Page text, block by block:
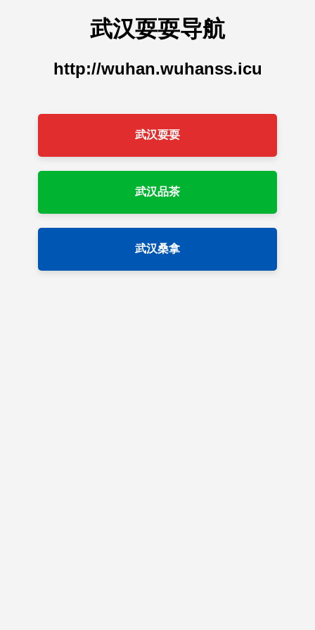
武汉耍耍导航
http://wuhan.wuhanss.icu
武汉耍耍
武汉品茶
武汉桑拿